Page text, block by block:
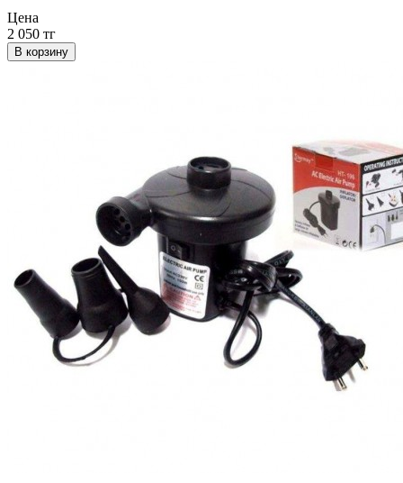
Цена
2 050 тг
В корзину